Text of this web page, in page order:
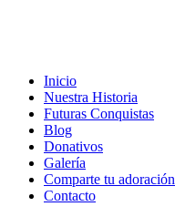
Inicio
Nuestra Historia
Futuras Conquistas
Blog
Donativos
Galería
Comparte tu adoración
Contacto